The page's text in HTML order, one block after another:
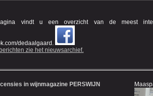
vindt u een overzicht van de meest
dedaalgaard.
zie het nieuwsarchief.
Mooie recensies in wijnmagazine PERSWIJN